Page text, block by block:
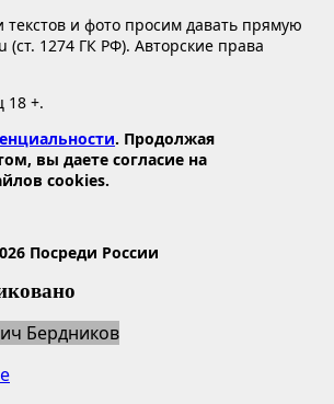
текстов и фото просим давать прямую
(ст. 1274 ГК РФ). Авторские права
18 +.
. Продолжая
вы даете согласие на
cookies.
Посреди России